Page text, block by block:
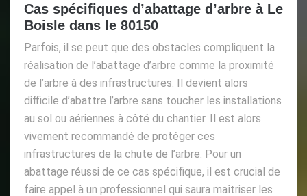
Cas spécifiques d’abattage d’arbre à Le
Boisle dans le 80150
Parfois, il se peut que des obstacles compliquent la
réalisation de l’abattage d’arbre comme la proximité
de l’arbre à des infrastructures. Il devient alors
difficile d’abattre l’arbre sans toucher les installations
au sol ou aériennes à côté du chantier. Il est alors
vivement recommandé de protéger ces
infrastructures de la chute de l’arbre. Pour un
abattage réussi de ce cas spécifique, il est crucial de
faire appel à un professionnel qui saura maîtriser les